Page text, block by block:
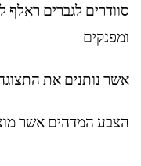
סוודרים לגברים ראלף
ומפנקים
אשר נותנים את
הצבע המדהים אשר